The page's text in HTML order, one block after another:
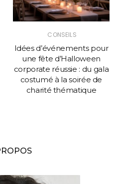
CONSEILS
Idées d’événements pour
une fête d’Halloween
corporate réussie : du gala
costumé à la soirée de
charité thématique